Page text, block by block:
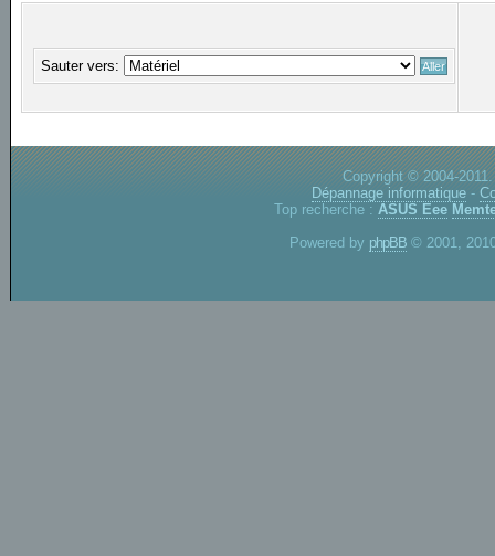
Sauter vers:
Copyright © 2004-
Dépannage informatique -
Top recherche : ASUS Eee
Powered by phpBB © 2001,